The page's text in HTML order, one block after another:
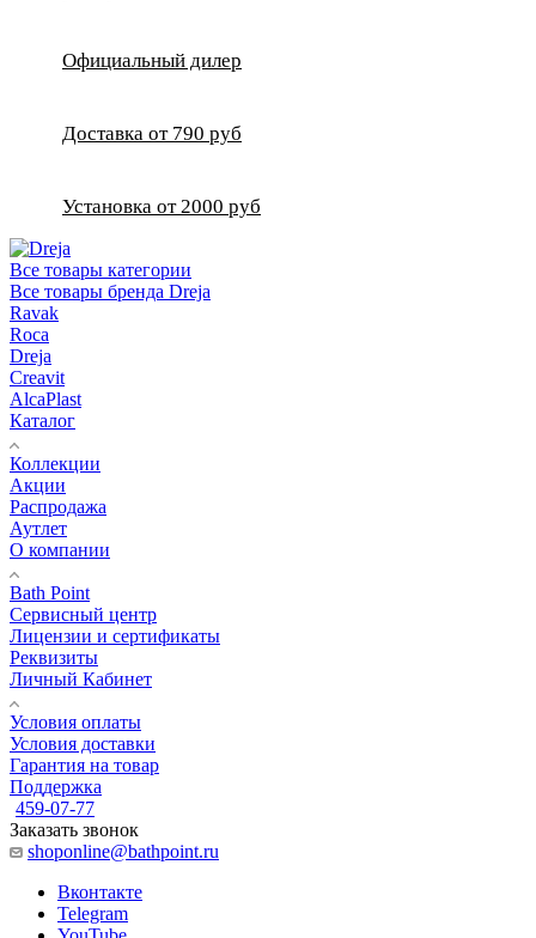
Официальный дилер
Доставка от 790 руб
Установка от 2000 руб
Все товары категории
Все товары бренда Dreja
Ravak
Roca
Dreja
Creavit
AlcaPlast
Каталог
Коллекции
Акции
Распродажа
Аутлет
О компании
Bath Point
Сервисный центр
Лицензии и сертификаты
Реквизиты
Личный Кабинет
Условия оплаты
Условия доставки
Гарантия на товар
Поддержка
459-07-77
Заказать звонок
shoponline@bathpoint.ru
Вконтакте
Telegram